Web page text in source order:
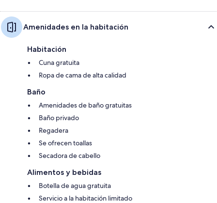
Amenidades en la habitación
Habitación
Cuna gratuita
Ropa de cama de alta calidad
Baño
Amenidades de baño gratuitas
Baño privado
Regadera
Se ofrecen toallas
Secadora de cabello
Alimentos y bebidas
Botella de agua gratuita
Servicio a la habitación limitado